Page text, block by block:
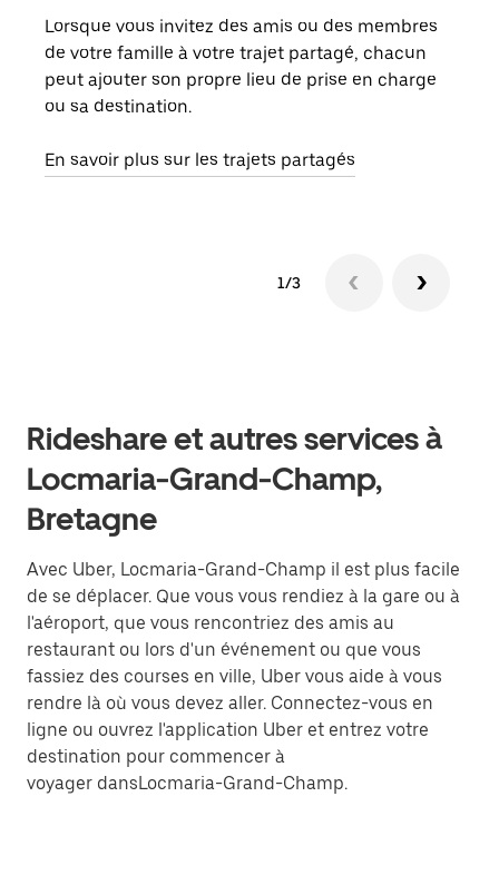
Lorsque vous invitez des amis ou des membres
de votre famille à votre trajet partagé, chacun
peut ajouter son propre lieu de prise en charge
ou sa destination.
En savoir plus sur les trajets partagés
1/3
Rideshare et autres services à
Locmaria-Grand-Champ,
Bretagne
Avec Uber, Locmaria-Grand-Champ il est plus facile
de se déplacer. Que vous vous rendiez à la gare ou à
l'aéroport, que vous rencontriez des amis au
restaurant ou lors d'un événement ou que vous
fassiez des courses en ville, Uber vous aide à vous
rendre là où vous devez aller. Connectez-vous en
ligne ou ouvrez l'application Uber et entrez votre
destination pour commencer à
voyager dansLocmaria-Grand-Champ.